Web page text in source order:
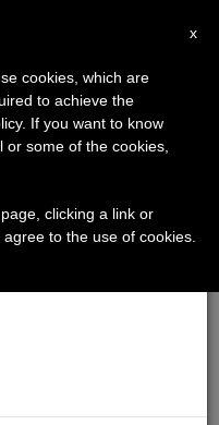
en la
1 de agosto
×
haremos la pausa
periodo de verano
y también el
x
cookies, which are
to achieve the
If you want to know
some of the cookies,
clicking a link or
to the use of cookies.